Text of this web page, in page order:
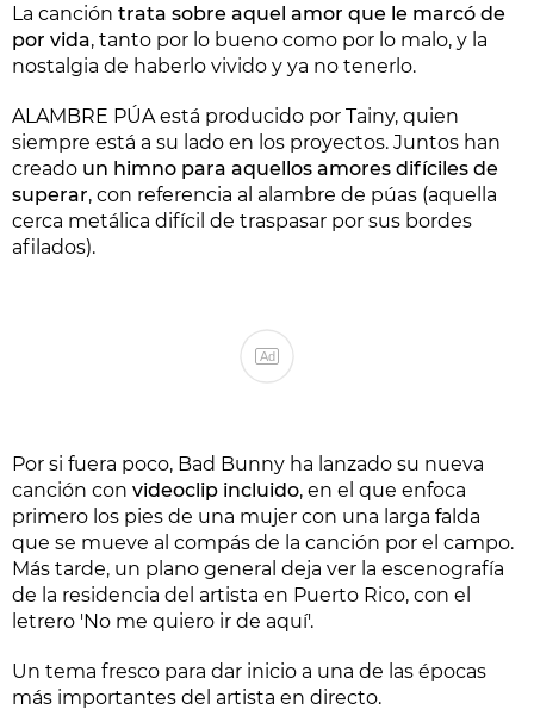
La canción trata sobre aquel amor que le marcó de
por vida, tanto por lo bueno como por lo malo, y la
nostalgia de haberlo vivido y ya no tenerlo.
ALAMBRE PÚA está producido por Tainy, quien
siempre está a su lado en los proyectos. Juntos han
creado un himno para aquellos amores difíciles de
superar, con referencia al alambre de púas (aquella
cerca metálica difícil de traspasar por sus bordes
afilados).
Ad
Por si fuera poco, Bad Bunny ha lanzado su nueva
canción con videoclip incluido, en el que enfoca
primero los pies de una mujer con una larga falda
que se mueve al compás de la canción por el campo.
Más tarde, un plano general deja ver la escenografía
de la residencia del artista en Puerto Rico, con el
letrero 'No me quiero ir de aquí'.
Un tema fresco para dar inicio a una de las épocas
más importantes del artista en directo.